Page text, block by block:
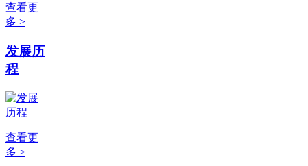
查看更
多 >
发展历
程
查看更
多 >